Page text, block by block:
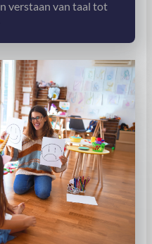
verstaan ​​van taal tot